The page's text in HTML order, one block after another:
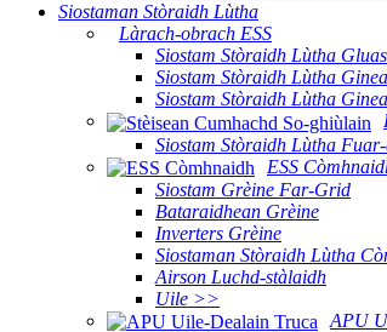
Siostaman Stòraidh Lùtha
Làrach-obrach ESS
Siostam Stòraidh Lùtha
Siostam Stòraidh Lùtha
Siostam Stòraidh Lùtha
Siostam Stòraidh Lùtha
ESS
Siostam Grèine Far-Grid
Bataraidhean Grèine
Inverters Grèine
Siostaman Stòraidh Lùtha
Airson Luchd-stàlaidh
Uile >>
APU